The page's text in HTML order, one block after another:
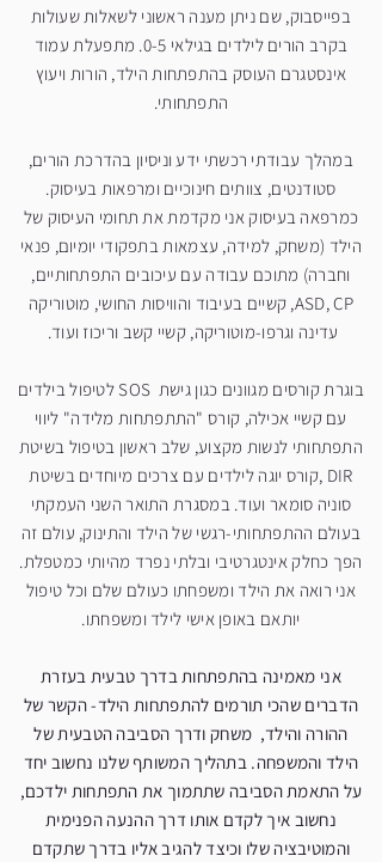
בפייסבוק, שם ניתן מענה ראשוני לשאלות שעולות
בקרב הורים לילדים בגילאי 0-5. מתפעלת עמוד
אינסטגרם העוסק בהתפתחות הילד, הורות ויעוץ
התפתחותי.
במהלך עבודתי רכשתי ידע וניסיון בהדרכת הורים,
סטודנטים, צוותים חינוכיים ומרפאות בעיסוק.
כמרפאה בעיסוק אני מקדמת את תחומי העיסוק של
הילד (משחק, למידה, עצמאות בתפקודי יומיום, פנאי
וחברה) מתוכם עבודה עם עיכובים התפתחותיים,
ASD, CP, קשיים בעיבוד והוויסות החושי, מוטוריקה
עדינה וגרפו-מוטוריקה, קשיי קשב וריכוז ועוד.
בוגרת קורסים מגוונים כגון גישת SOS לטיפול בילדים
עם קשיי אכילה, קורס "התתפתחות מלידה" ליווי
התפתחותי לנשות מקצוע, שלב ראשון בטיפול בשיטת
DIR ,קורס יוגה לילדים עם צרכים מיוחדים בשיטת
סוניה סומאר ועוד.במסגרת התואר השני העמקתי
בעולם ההתפתחותי-רגשי של הילד והתינוק, עולם זה
הפך כחלק אינטגרטיבי ובלתי נפרד מהיותי כמטפלת.
אני רואה את הילד ומשפחתו כעולם שלם וכל טיפול
יותאם באופן אישי לילד ומשפחתו.
אני מאמינה בהתפתחות בדרך טבעית בעזרת
הדברים שהכי תורמים להתפתחות הילד- הקשר של
ההורה והילד, משחק ודרך הסביבה הטבעית של
הילד והמשפחה. בתהליך המשותף שלנו נחשוב יחד
על התאמת הסביבה שתתמוך את התפתחות ילדכם,
נחשוב איך לקדם אותו דרך ההנעה הפנימית
והמוטיבציה שלו וכיצד להגיב אליו בדרך שתקדם